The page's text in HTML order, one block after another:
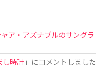
ア・アズナブルのサングラ
し時計」にコメントしました